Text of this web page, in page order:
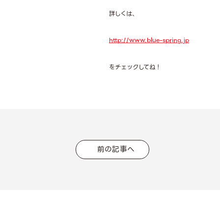
詳しくは、
http://www.blue-spring.jp
をチェックしてね！
前の記事へ